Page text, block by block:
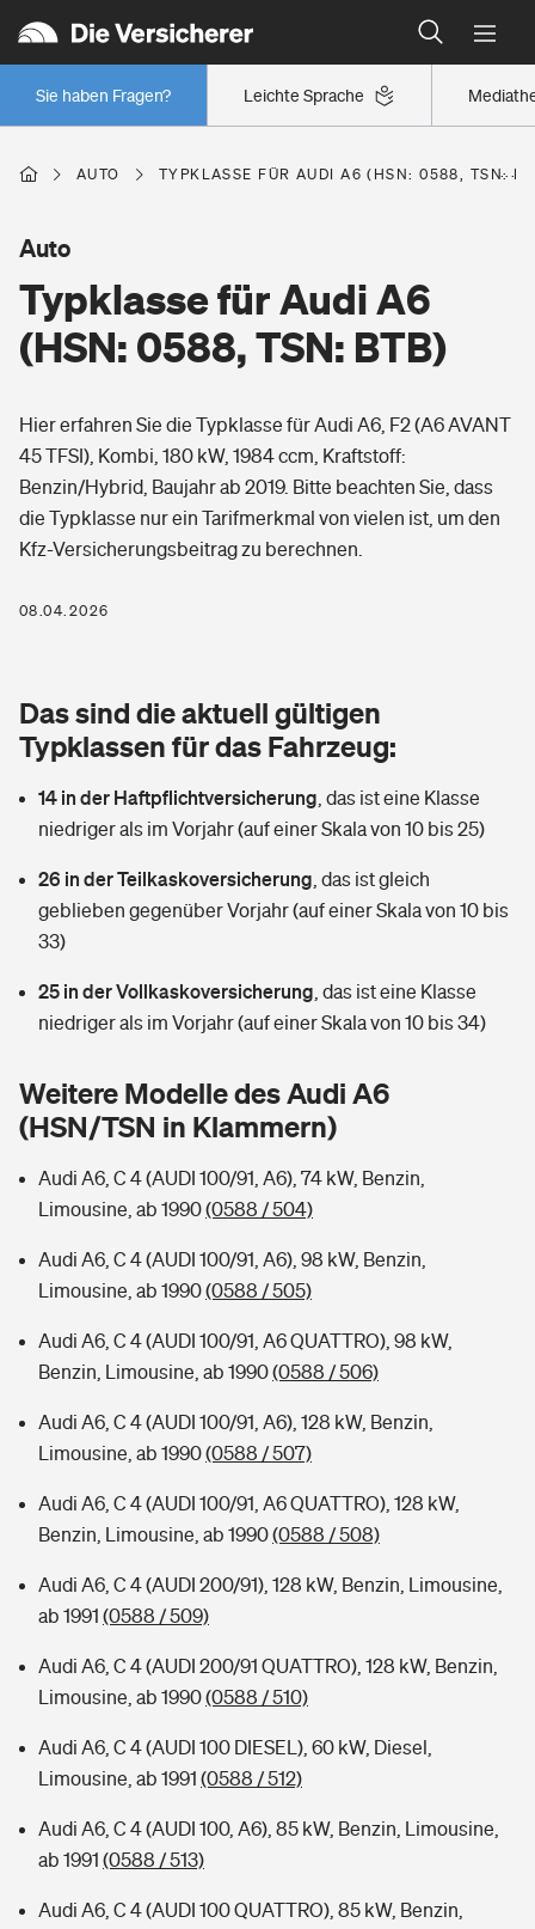
Leichte Sprache
Sie haben Fragen?
Wer versichert was: Jetzt Versicherer finden
Regionalklassen: So ist Ihre Region eingestuft
Wer versichert was: Jetzt Versicherer finden
Berufsunfähigkeitsversicherung
Erwerbsunfähigkeitsversicherung
Grundfähigkeitsversicherung
Arbeitsrechtsschutz
Berufshaftpflichtversicherung
Zur Übersicht
Tools
Wer versichert was: Jetzt Versicherer finden
Sie haben Fragen?
Wohnen
Elementarversicherung
Glasversicherung
Mietkautionsversicherung
Restkreditversicherung
Hochwasser-Check: Wie gefährdet ist Ihr Haus?
Wer versichert was: Jetzt Versicherer finden
Sie haben Fragen?
Freizeit
Pri­vate Haft­pflicht­
Kinderunfall­ver­si­che­rung
Kinderinvalidität
Reiseversicherung
Hundehalter-Haftpflicht
Private Cyberversicherung
Musikinstrumentenversicherung
Zur Übersicht
Tools
Kinderunfall-Check: Mehr Sicherheit für deine Kids
Sie haben Fragen?
Gesundheit
Private Krankenversicherung
Dread-Disease-Versicherung
Tierkrankenversicherung
Tools
Wer versichert was: Jetzt Versicherer finden
Sie haben Fragen?
Rentenrechner: Wie viel Geld bekomme ich im Alter?
AUTO TYPKLASSE FÜR AUDI A6 (HSN: 0588, TSN:
Typklasse für Audi A6
(HSN: 0588, TSN: BTB)
Auto
Hier erfahren Sie die Typklasse für Audi A6, F2 (A6 AVANT
45 TFSI), Kombi, 180 kW, 1984 ccm, Kraftstoff:
Benzin/Hybrid, Baujahr ab 2019. Bitte beachten Sie, dass
die Typklasse nur ein Tarifmerkmal von vielen ist, um den
Kfz-Versicherungsbeitrag zu berechnen.
08.04.2026
Das sind die aktuell gültigen
Typklassen für das Fahrzeug:
14 in der Haftpflichtversicherung das ist eine Klasse
niedriger als im Vorjahr (auf einer Skala von 10 bis 25)
26 in der Teilkaskoversicherung das ist gleich
geblieben gegenüber Vorjahr (auf einer Skala von 10 bis
33)
25 in der Vollkaskoversicherung das ist eine Klasse
niedriger als im Vorjahr (auf einer Skala von 10 bis 34)
Weitere Modelle des Audi A6
(HSN/TSN in Klammern)
Audi A6, C 4 (AUDI 100/91, A6), 74 kW, Benzin,
Limousine, ab 1990(0588 / 504)
Audi A6, C 4 (AUDI 100/91, A6), 98 kW, Benzin,
Limousine, ab 1990(0588 / 505)
Audi A6, C 4 (AUDI 100/91, A6 QUATTRO), 98 kW,
Benzin, Limousine, ab 1990(0588 / 506)
Audi A6, C 4 (AUDI 100/91, A6), 128 kW, Benzin,
Limousine, ab 1990(0588 / 507)
Audi A6, C 4 (AUDI 100/91, A6 QUATTRO), 128 kW,
Benzin, Limousine, ab 1990(0588 / 508)
Audi A6, C 4 (AUDI 200/91), 128 kW, Benzin, Limousine,
ab 1991 (0588 / 509)
Audi A6, C 4 (AUDI 200/91 QUATTRO), 128 kW, Benzin,
Limousine, ab 1990(0588 / 510)
Audi A6, C 4 (AUDI 100 DIESEL), 60 kW, Diesel,
Limousine, ab 1991 (0588 / 512)
Audi A6, C 4 (AUDI 100, A6), 85 kW, Benzin, Limousine,
ab 1991 (0588 / 513)
Audi A6, C 4 (AUDI 100 QUATTRO), 85 kW, Benzin,